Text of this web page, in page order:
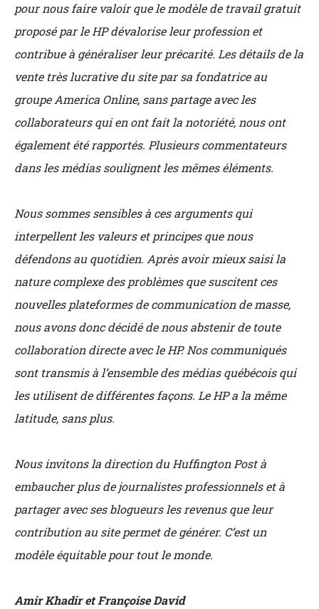
pour nous faire valoir que le modèle de travail gratuit
proposé par le HP dévalorise leur profession et
contribue à généraliser leur précarité. Les détails de la
vente très lucrative du site par sa fondatrice au
groupe America Online, sans partage avec les
collaborateurs qui en ont fait la notoriété, nous ont
également été rapportés. Plusieurs commentateurs
dans les médias soulignent les mêmes éléments.
Nous sommes sensibles à ces arguments qui
interpellent les valeurs et principes que nous
défendons au quotidien. Après avoir mieux saisi la
nature complexe des problèmes que suscitent ces
nouvelles plateformes de communication de masse,
nous avons donc décidé de nous abstenir de toute
collaboration directe avec le HP. Nos communiqués
sont transmis à l’ensemble des médias québécois qui
les utilisent de différentes façons. Le HP a la même
latitude, sans plus.
Nous invitons la direction du Huffington Post à
embaucher plus de journalistes professionnels et à
partager avec ses blogueurs les revenus que leur
contribution au site permet de générer. C’est un
modèle équitable pour tout le monde.
Amir Khadir et Françoise David